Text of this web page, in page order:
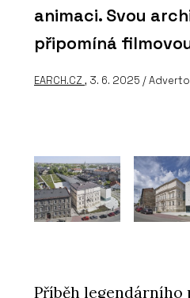
animaci. Svou
připomíná
EARCH.CZ , 3. 6. 2025 /
Příběh legendárního